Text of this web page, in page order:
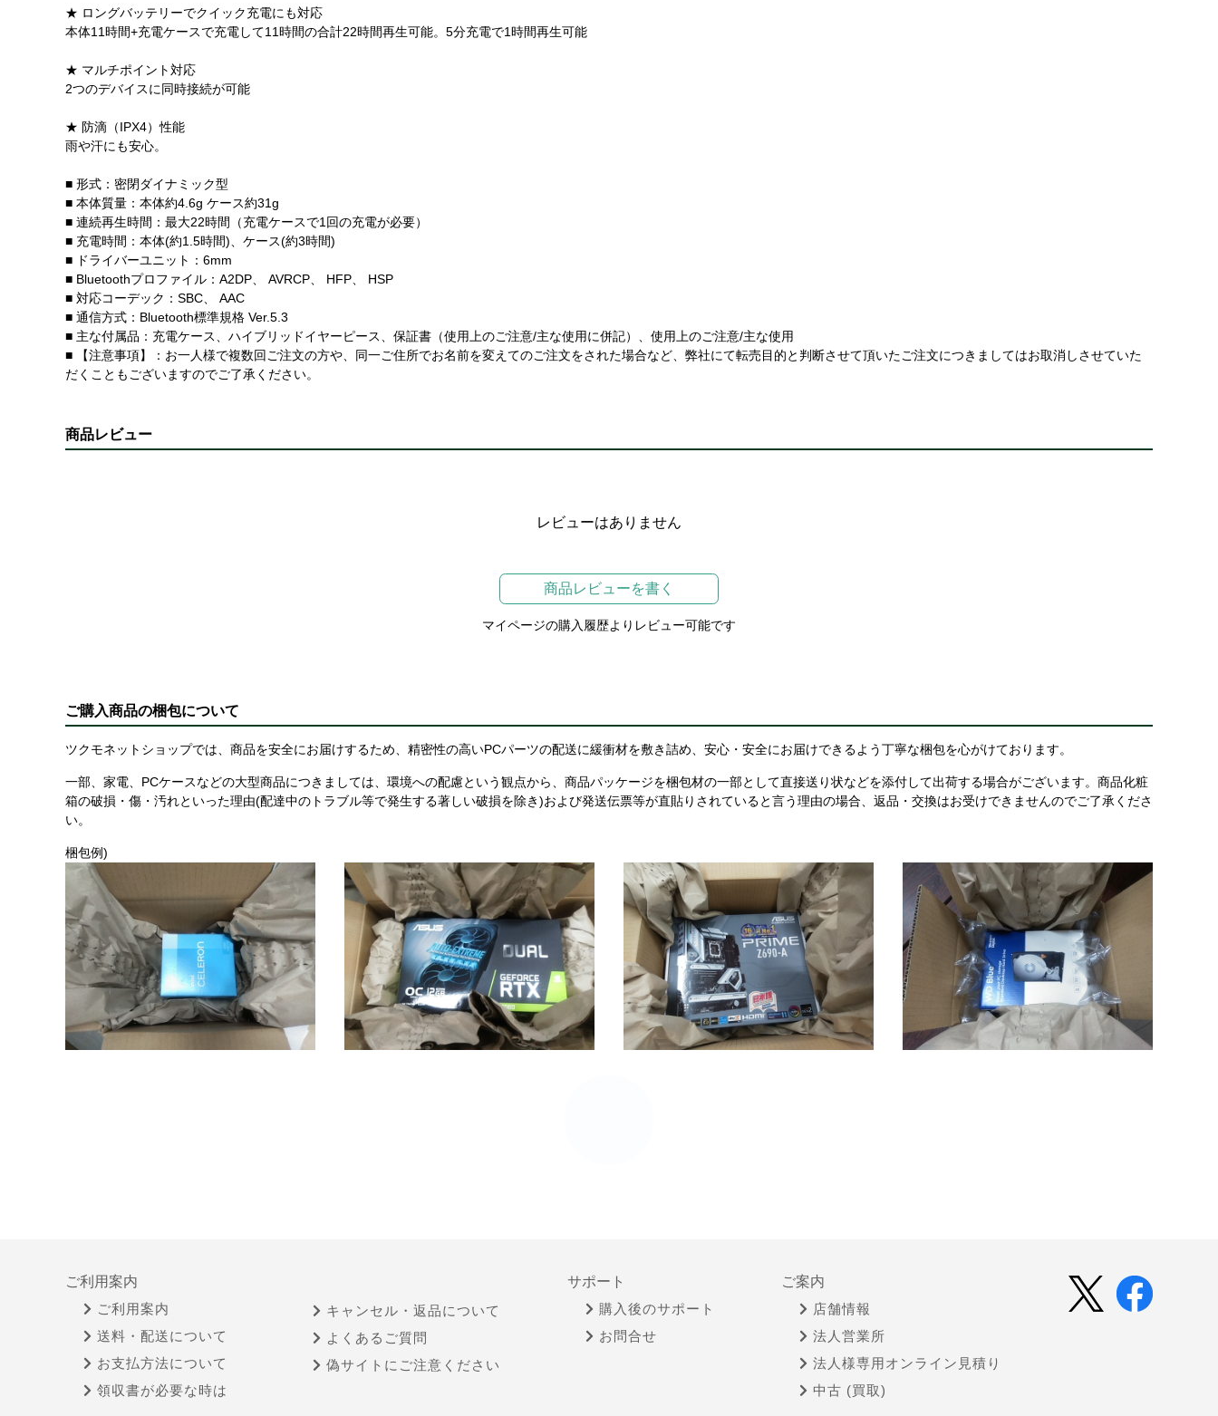
★ ロングバッテリーでクイック充電にも対応
本体11時間+充電ケースで充電して11時間の合計22時間再生可能。5分充電で1時間再生可能
★ マルチポイント対応
2つのデバイスに同時接続が可能
★ 防滴（IPX4）性能
雨や汗にも安心。
■ 形式：密閉ダイナミック型
■ 本体質量：本体約4.6g ケース約31g
■ 連続再生時間：最大22時間（充電ケースで1回の充電が必要）
■ 充電時間：本体(約1.5時間)、ケース(約3時間)
■ ドライバーユニット：6mm
■ Bluetoothプロファイル：A2DP、 AVRCP、 HFP、 HSP
■ 対応コーデック：SBC、 AAC
■ 通信方式：Bluetooth標準規格 Ver.5.3
■ 主な付属品：充電ケース、ハイブリッドイヤーピース、保証書（使用上のご注意/主な使用に併記）、使用上のご注意/主な使用
■ 【注意事項】：お一人様で複数回ご注文の方や、同一ご住所でお名前を変えてのご注文をされた場合など、弊社にて転売目的と判断させて頂いたご注文につきましてはお取消しさせていた
だくこともございますのでご了承ください。
商品レビュー
レビューはありません
商品レビューを書く
マイページの購入履歴よりレビュー可能です
ご購入商品の梱包について
ツクモネットショップでは、商品を安全にお届けするため、精密性の高いPCパーツの配送に緩衝材を敷き詰め、安心・安全にお届けできるよう丁寧な梱包を心がけております。
一部、家電、PCケースなどの大型商品につきましては、環境への配慮という観点から、商品パッケージを梱包材の一部として直接送り状などを添付して出荷する場合がございます。商品化粧
箱の破損・傷・汚れといった理由(配達中のトラブル等で発生する著しい破損を除き)および発送伝票等が直貼りされていると言う理由の場合、返品・交換はお受けできませんのでご了承くださ
い。
梱包例)
ご利用案内
ご利用案内
送料・配送について
お支払方法について
領収書が必要な時は
キャンセル・返品について
よくあるご質問
偽サイトにご注意ください
サポート
購入後のサポート
お問合せ
ご案内
店舗情報
法人営業所
法人様専用オンライン見積り
中古 (買取)